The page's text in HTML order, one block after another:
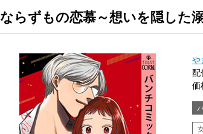
ならずもの恋慕～想いを隠した
や
配
価